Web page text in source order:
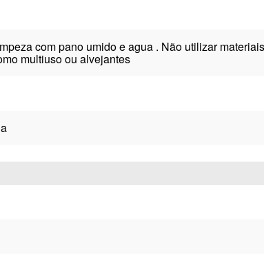
com pano umido e agua . Não utilizar
multiuso ou alvejantes